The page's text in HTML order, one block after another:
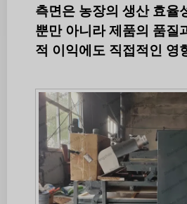
측면은 농장의 생산 효율
뿐만 아니라 제품의 품질
적 이익에도 직접적인 영